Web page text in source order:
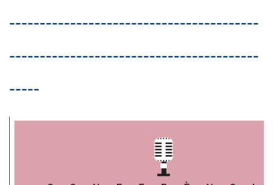
-----------------------------------------
-----------------------------------------
-----